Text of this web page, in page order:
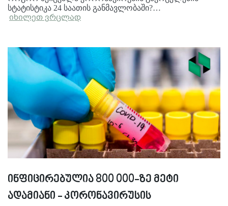
სტატისტიკა 24 საათის განმავლობაში?…
იხილეთ ვრცლად
ინფიცირებულია 800 000-ზე მეტი
ადამიანი - კორონავირუსის